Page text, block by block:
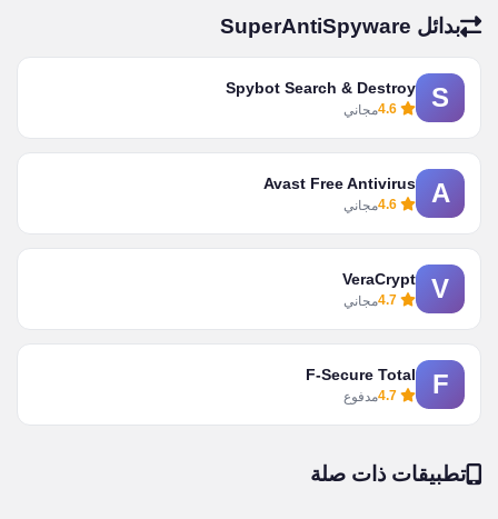
بدائل SuperAntiSpyware
S
Spybot Search & Destroy
مجاني
A
Avast Free Antivirus
مجاني
V
VeraCrypt
مجاني
F
F-Secure Total
مدفوع
تطبيقات ذات صلة